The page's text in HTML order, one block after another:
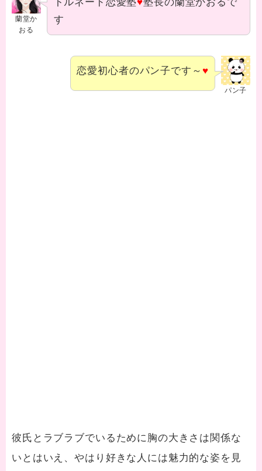
蘭堂か
おる
す
パン子
恋愛初心者のパン子です～ ♥
彼氏とラブラブでいるために胸の大きさは関係な
いとはいえ、やはり好きな人には魅力的な姿を見